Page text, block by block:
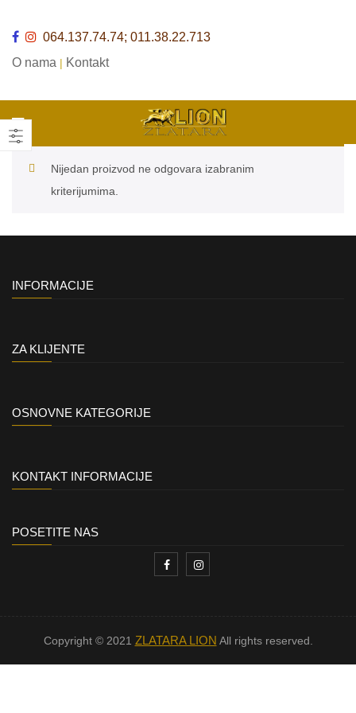
064.137.74.74; 011.38.22.713
O nama | Kontakt
Nijedan proizvod ne odgovara izabranim
kriterijumima.
INFORMACIJE
ZA KLIJENTE
OSNOVNE KATEGORIJE
KONTAKT INFORMACIJE
POSETITE NAS
Copyright © 2021 ZLATARA LION All rights reserved.